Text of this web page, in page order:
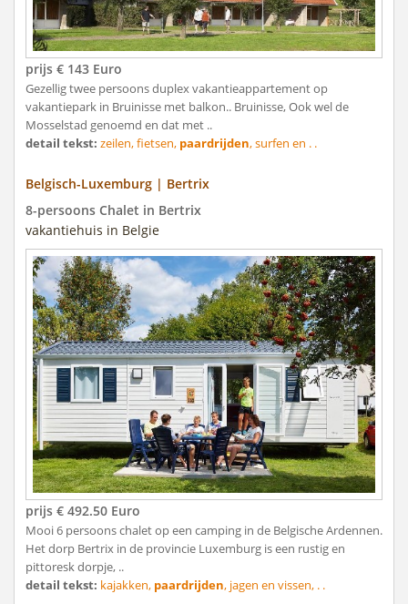
prijs € 143 Euro
Gezellig twee persoons duplex vakantieappartement op
vakantiepark in Bruinisse met balkon.. Bruinisse, Ook wel de
Mosselstad genoemd en dat met ..
detail tekst: zeilen, fietsen, paardrijden, surfen en . .
Belgisch-Luxemburg | Bertrix
8-persoons Chalet in Bertrix
vakantiehuis in Belgie
prijs € 492.50 Euro
Mooi 6 persoons chalet op een camping in de Belgische Ardennen.
Het dorp Bertrix in de provincie Luxemburg is een rustig en
pittoresk dorpje, ..
detail tekst: kajakken, paardrijden, jagen en vissen, . .